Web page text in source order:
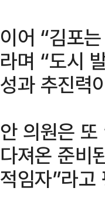
이어 “김포
라며 “도시
성과 추진력
안 의원은
다져온 준비
적임자”라고